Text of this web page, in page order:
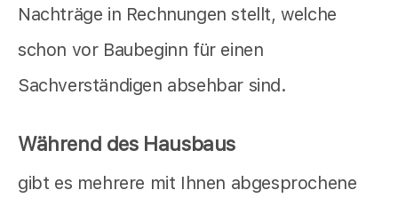
Nachträge in Rechnungen stellt, welche
schon vor Baubeginn für einen
Sachverständigen absehbar sind.
Während des Hausbaus
gibt es mehrere mit Ihnen abgesprochene